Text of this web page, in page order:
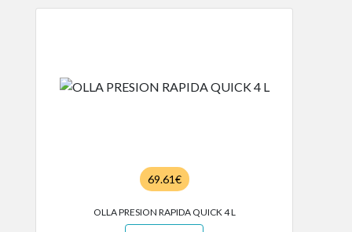
69.61€
OLLA PRESION RAPIDA QUICK 4 L